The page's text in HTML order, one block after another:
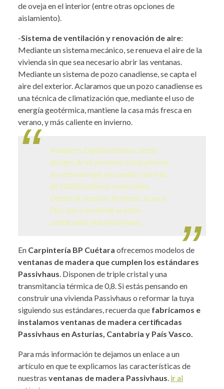
de oveja en el interior (entre otras opciones de
aislamiento).
-Sistema de ventilación y renovación de aire:
Mediante un sistema mecánico, se renueva el aire de la
vivienda sin que sea necesario abrir las ventanas.
Mediante un sistema de pozo canadiense, se capta el
aire del exterior. Aclaramos que un pozo canadiense es
una técnica de climatización que, mediante el uso de
energía geotérmica, mantiene la casa más fresca en
verano, y más caliente en invierno.
Aunque es España estamos siendo
testigos de las primeras casas pasivas,
en centroeuropa ya cuentan con más
de 10.000 edificios construidos.
Dentro de nuestras fronteras, es en el
País Vasco en dónde se están
certificando más Passivhaus.
En Carpintería BP Cuétara ofrecemos modelos de
ventanas de madera que cumplen los estándares
Passivhaus . Disponen de triple cristal y una
transmitancia térmica de 0,8. Si estás pensando en
construir una vivienda Passivhaus o reformar la tuya
siguiendo sus estándares, recuerda que fabricamos e
instalamos ventanas de madera certificadas
Passivhaus en Asturias, Cantabria y País Vasco.
Para más información te dejamos un enlace a un
artículo en que te explicamos las características de
nuestras ventanas de madera Passivhaus ir al